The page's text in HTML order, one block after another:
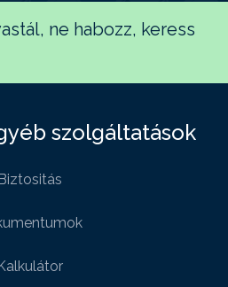
ne habozz, keress
szolgáltatások
Biztositás